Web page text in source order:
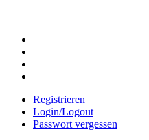
Registrieren
Login/Logout
Passwort vergessen